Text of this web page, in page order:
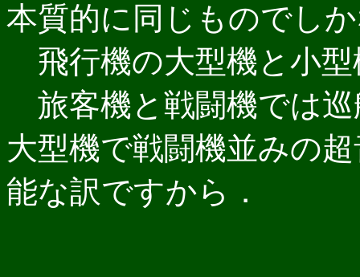
本質的に同じものでし
飛行機の大型機と小
旅客機と戦闘機では
大型機で戦闘機並みの
能な訳ですから．